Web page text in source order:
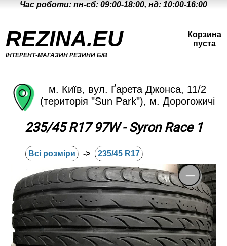
Час роботи: пн-сб: 09:00-18:00, нд: 10:00-16:00
REZINA.EU
ІНТЕРЕНТ-МАГАЗИН РЕЗИНИ Б/В
м. Київ, вул. Ґарета Джонса, 11/2
(територія "Sun Park"), м. Дорогожичі
Корзина
пуста
235/45 R17 97W - Syron Race 1
Всі розміри -> 235/45 R17